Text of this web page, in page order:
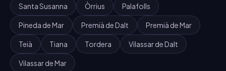
Santa Susanna Òrrius Palafolls
Pineda de Mar Premià de Dalt Premià de Mar
Teià Tiana Tordera Vilassar de Dalt
Vilassar de Mar